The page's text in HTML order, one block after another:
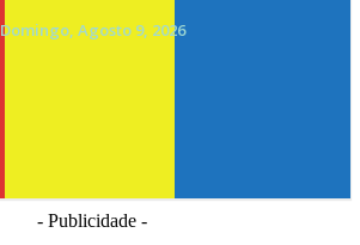
Domingo, Agosto 9, 2026
- Publicidade -